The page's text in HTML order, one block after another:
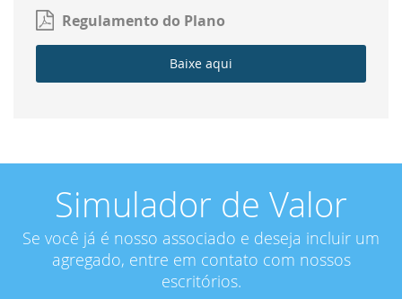
Regulamento do Plano
Baixe aqui
Simulador de Valor
Se você já é nosso associado e deseja incluir um
agregado, entre em contato com nossos
escritórios.